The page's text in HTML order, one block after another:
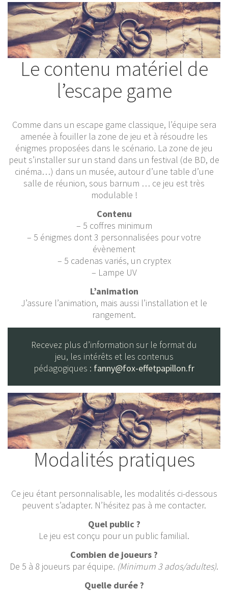
Le contenu matériel de
l’escape game
Comme dans un escape game classique, l’équipe sera
amenée à fouiller la zone de jeu et à résoudre les
énigmes proposées dans le scénario. La zone de jeu
peut s’installer sur un stand dans un festival (de BD, de
cinéma…) dans un musée, autour d’une table d’une
salle de réunion, sous barnum … ce jeu est très
modulable !
Contenu
– 5 coffres minimum
– 5 énigmes dont 3 personnalisées pour votre
évènement
– 5 cadenas variés, un cryptex
– Lampe UV
L’animation
J’assure l’animation, mais aussi l’installation et le
rangement.
Recevez plus d’information sur le format du
jeu, les intérêts et les contenus
pédagogiques : fanny@fox-effetpapillon.fr
Modalités pratiques
Ce jeu étant personnalisable, les modalités ci-dessous
peuvent s’adapter. N’hésitez pas à me contacter.
Quel public ?
Le jeu est conçu pour un public familial.
Combien de joueurs ?
De 5 à 8 joueurs par équipe. (Minimum 3 ados/adultes).
Quelle durée ?